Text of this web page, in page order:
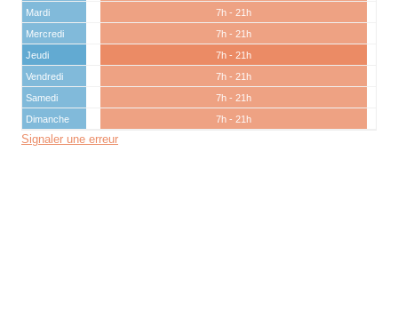
Mardi
7h - 21h
Mercredi
7h - 21h
Jeudi
7h - 21h
Vendredi
7h - 21h
Samedi
7h - 21h
Dimanche
7h - 21h
Signaler une erreur